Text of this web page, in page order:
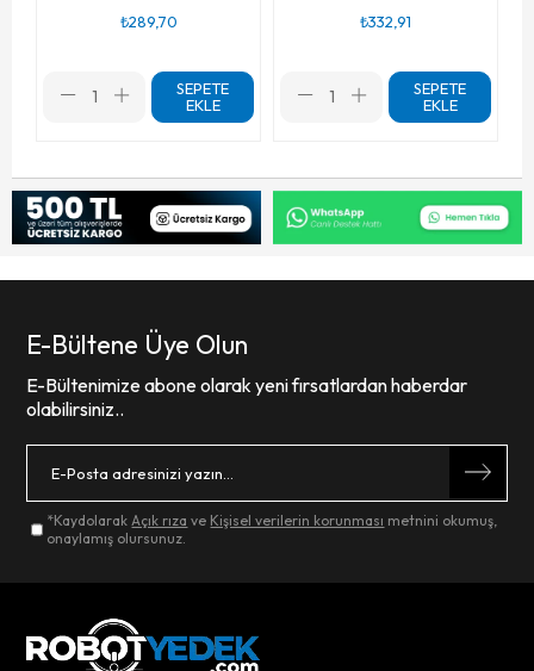
₺289,70
SEPETE
EKLE
₺332,91
SEPETE
EKLE
E-Bültene Üye Olun
E-Bültenimize abone olarak yeni fırsatlardan haberdar
olabilirsiniz..
*KaydolarakAçık rıza ve Kişisel verilerin korunması metnini okumuş,
onaylamış olursunuz.